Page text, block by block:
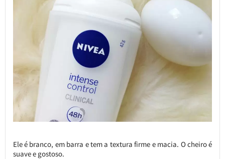
Ele é branco, em barra e tem a textura firme e macia. O cheiro é
suave e gostoso.